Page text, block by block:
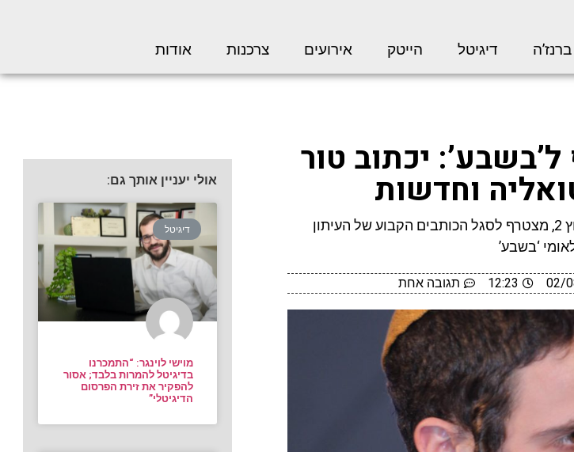
ברנז’ה דיגיטל הייטק אירועים צרכנות אודות
יכתוב טור
וחדשות
יאיר שרקי, כתב חברת החדשות של ערוץ 2, מצטרף לסגל הכותבים הקבוע של העיתון
‘בשבע’
02/
12:23 תגובה אחת
אולי יעניין אותך גם:
דיגיטל
מוישי לוינגר: “התמכרנו
בדיגיטל להמרות בלבד; אסור
להפקיר את זירת הפרסום
הדיגיטלי”